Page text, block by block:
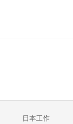
日本工作